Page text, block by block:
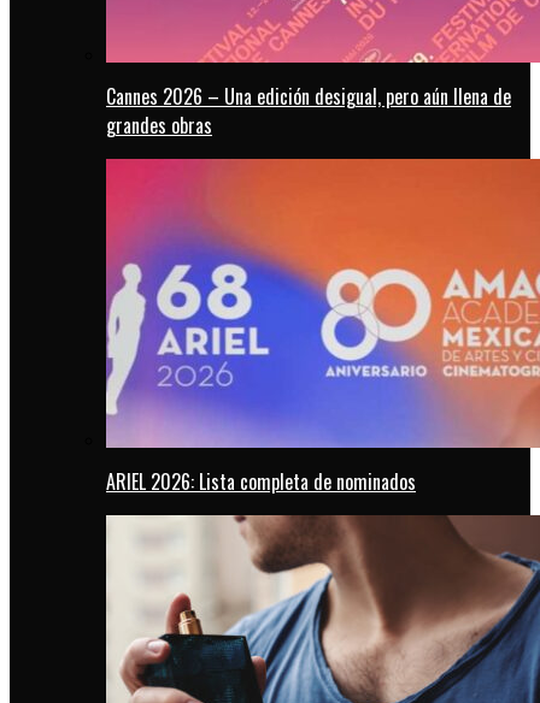
Cannes 2026 – Una edición desigual, pero aún llena de
grandes obras
ARIEL 2026: Lista completa de nominados